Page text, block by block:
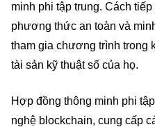
minh phi tập trung. Cách
phương thức an toàn và
tham gia chương trình trong
tài sản kỹ thuật số của họ.
Hợp đồng thông minh phi
nghệ blockchain, cung cấp